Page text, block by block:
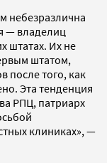
небезразлична
— владелиц
штатах. Их не
штатом,
после того, как
Эта тенденция
РПЦ, патриарх
клиниках», —